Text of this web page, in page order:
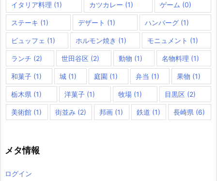
イタリア料理 (1) カツカレー (1) ゲーム (0)
ステーキ (1) デザート (1) ハンバーグ (1)
ビュッフェ (1) ホルモン焼き (1) モニュメント (1)
ランチ (2) 世田谷区 (2) 動物 (1) 名物料理 (1)
和菓子 (1) 城(1) 庭園 (1) 弁当 (1) 果物 (1)
栃木県 (1) 洋菓子 (1) 牧場(1) 目黒区(2)
美術館 (1) 街並み (2) 邦画 (1) 鉄道 (1) 長崎県 (6)
メタ情報
ログイン